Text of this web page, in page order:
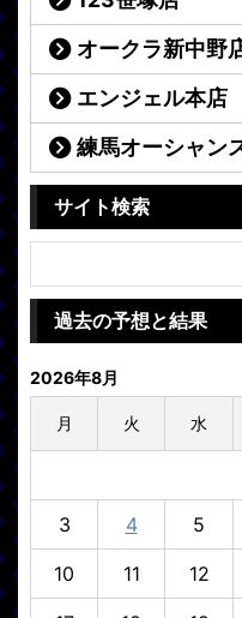
オークラ新中野
エンジェル本店
練馬オーシャン
サイト検索
過去の予想と結果
2026年8月
月 火 水
3 4 5
10 11 12